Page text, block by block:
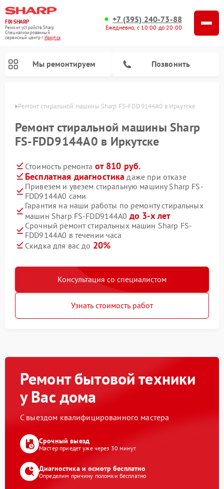
FIX-SHARP
Ремонт устройств Sharp
Специализированный
cервисный центр г.Иркутск
+7 (395) 240-73-88
Ежедневно, с 10:00 до 20:00
Мы ремонтируем Позвонить
Ремонт стиральной машины Sharp FS-FDD9144A0 в Иркутске
Ремонт стиральной машины Sharp
FS-FDD9144A0 в Иркутске
Стоимость ремонта от 810 руб.
Бесплатная диагностика даже при отказе
Привезем и увезем стиральную машину Sharp FS-
FDD9144A0 сами
Гарантия на наши работы по ремонту стиральных
машин Sharp FS-FDD9144A0 до 3-х лет
Срочный ремонт стиральных машин Sharp FS-
FDD9144A0 в течении часа
Скидка для вас до 20%
Консультация со специалистом
Узнать стоимость работ
Ремонт бытовой техники
у Вас дома
С выездом квалифицированного мастера
Срочный выезд
Мастер приедет уже через 30 минут
Диагностика и осмотр бесплатно
Определим причину поломки бесплатно